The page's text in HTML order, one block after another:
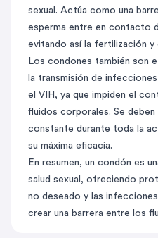
sexual. Actúa como una
esperma entre en contacto
evitando así la fertilización y
Los condones también son
la transmisión de
el VIH, ya que impiden el
fluidos corporales. Se
constante durante toda la
su máxima eficacia.
En resumen, un condón es
salud sexual, ofreciendo
no deseado y las
crear una barrera entre los